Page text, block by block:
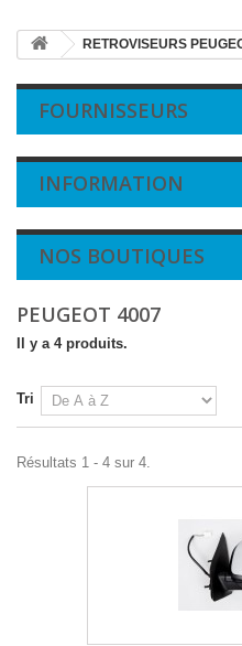
RETROVISEURS
FOURNISSEURS
INFORMATION
NOS BOUTIQUES
PEUGEOT 4007
Il y a 4 produits.
Tri
Résultats 1 - 4 sur 4.